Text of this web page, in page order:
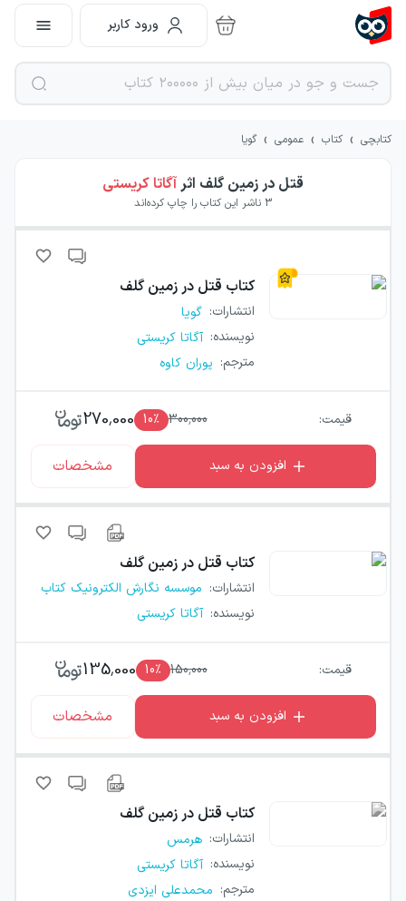
ورود کاربر
کتابچی › کتاب › عمومی › گویا
قتل در زمین گلف اثرآگاتا کریستی
3 ناشر این کتاب را چاپ کرده‌اند
کتاب قتل در زمین گلف
انتشارات: گویا
نویسنده: آگاتا کریستی
مترجم: پوران کاوه
قیمت: 300,000
10٪ 270,000
افزودن به سبد مشخصات
کتاب قتل در زمین گلف
انتشارات: موسسه نگارش الکترونیک کتاب
نویسنده: آگاتا کریستی
قیمت: 150,000
10٪ 135,000
افزودن به سبد مشخصات
کتاب قتل در زمین گلف
انتشارات: هرمس
نویسنده: آگاتا کریستی
مترجم: محمدعلی ایزدی